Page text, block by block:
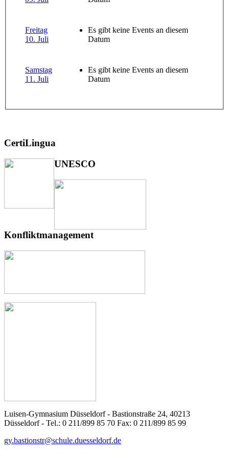
Freitag
10. Juli
Es gibt keine Events an diesem
Datum
Samstag
11. Juli
Es gibt keine Events an diesem
Datum
CertiLingua
UNESCO
Konfliktmanagement
Luisen-Gymnasium Düsseldorf - Bastionstraße 24, 40213
Düsseldorf - Tel.: 0 211/899 85 70 Fax: 0 211/899 85 99
gy.bastionstr@schule.duesseldorf.de